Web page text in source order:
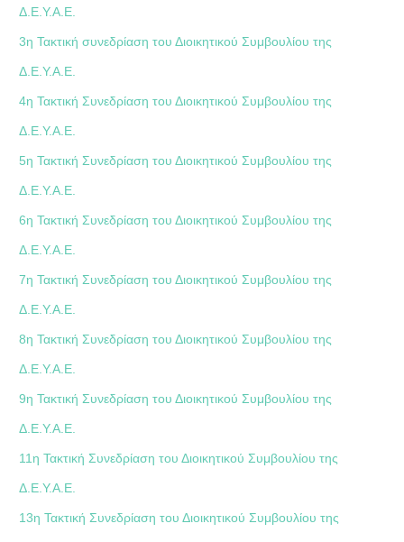
Δ.Ε.Υ.Α.Ε.
3η Τακτική συνεδρίαση του Διοικητικού Συμβουλίου της
Δ.Ε.Υ.Α.Ε.
4η Τακτική Συνεδρίαση του Διοικητικού Συμβουλίου της
Δ.Ε.Υ.Α.Ε.
5η Τακτική Συνεδρίαση του Διοικητικού Συμβουλίου της
Δ.Ε.Υ.Α.Ε.
6η Τακτική Συνεδρίαση του Διοικητικού Συμβουλίου της
Δ.Ε.Υ.Α.Ε.
7η Τακτική Συνεδρίαση του Διοικητικού Συμβουλίου της
Δ.Ε.Υ.Α.Ε.
8η Τακτική Συνεδρίαση του Διοικητικού Συμβουλίου της
Δ.Ε.Υ.Α.Ε.
9η Τακτική Συνεδρίαση του Διοικητικού Συμβουλίου της
Δ.Ε.Υ.Α.Ε.
11η Τακτική Συνεδρίαση του Διοικητικού Συμβουλίου της
Δ.Ε.Υ.Α.Ε.
13η Τακτική Συνεδρίαση του Διοικητικού Συμβουλίου της